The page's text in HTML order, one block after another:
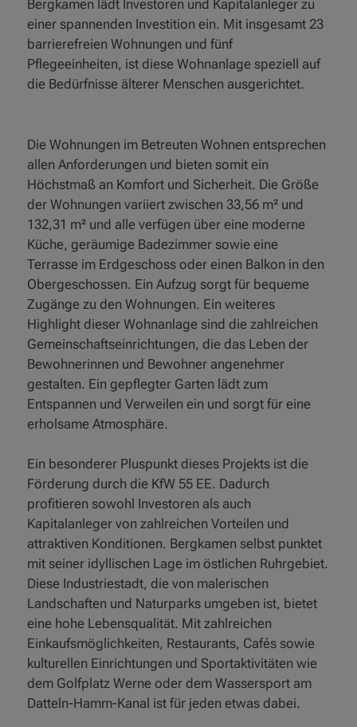
Bergkamen lädt Investoren und Kapitalanleger zu
einer spannenden Investition ein. Mit insgesamt 23
barrierefreien Wohnungen und fünf
Pflegeeinheiten, ist diese Wohnanlage speziell auf
die Bedürfnisse älterer Menschen ausgerichtet.
Die Wohnungen im Betreuten Wohnen entsprechen
allen Anforderungen und bieten somit ein
Höchstmaß an Komfort und Sicherheit. Die Größe
der Wohnungen variiert zwischen 33,56 m² und
132,31 m² und alle verfügen über eine moderne
Küche, geräumige Badezimmer sowie eine
Terrasse im Erdgeschoss oder einen Balkon in den
Obergeschossen. Ein Aufzug sorgt für bequeme
Zugänge zu den Wohnungen. Ein weiteres
Highlight dieser Wohnanlage sind die zahlreichen
Gemeinschaftseinrichtungen, die das Leben der
Bewohnerinnen und Bewohner angenehmer
gestalten. Ein gepflegter Garten lädt zum
Entspannen und Verweilen ein und sorgt für eine
erholsame Atmosphäre.
Ein besonderer Pluspunkt dieses Projekts ist die
Förderung durch die KfW 55 EE. Dadurch
profitieren sowohl Investoren als auch
Kapitalanleger von zahlreichen Vorteilen und
attraktiven Konditionen. Bergkamen selbst punktet
mit seiner idyllischen Lage im östlichen Ruhrgebiet.
Diese Industriestadt, die von malerischen
Landschaften und Naturparks umgeben ist, bietet
eine hohe Lebensqualität. Mit zahlreichen
Einkaufsmöglichkeiten, Restaurants, Cafés sowie
kulturellen Einrichtungen und Sportaktivitäten wie
dem Golfplatz Werne oder dem Wassersport am
Datteln-Hamm-Kanal ist für jeden etwas dabei.